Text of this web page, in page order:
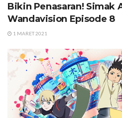
Bikin Penasaran! Simak
Wandavision Episode 8
1 MARET 2021